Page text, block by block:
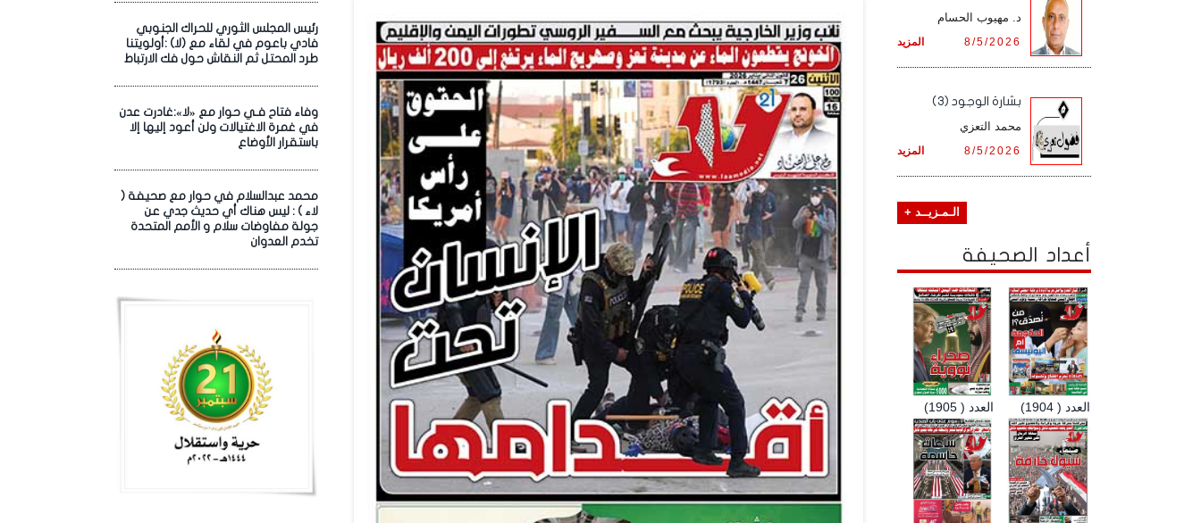
رئيس المجلس الثوري للحراك الجنوبي
فادي باعوم في لقاء مع (لا) :أولويتنا
طرد المحتل ثم النقاش حول فك الارتباط
وفاء فتاح فـي حوار مع «لا»:غادرت عدن
في غمرة الاغتيالات ولن أعود إليها إلا
باستقرار الأوضاع
محمد عبدالسلام في حوار مع صحيفة (
لاء ) : ليس هناك أي حديث جدي عن
جولة مفاوضات سلام و الأمم المتحدة
تخدم العدوان
د. مهيوب الحسام
المزيد 8/5/2026
بشارة الوجود (3)
محمد التعزي
المزيد 8/5/2026
الـمـزيــد +
أعداد الصحيفة
العدد ( 1905) العدد ( 1904)